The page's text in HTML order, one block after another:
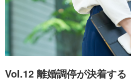
Vol.12 離婚調停が決着する